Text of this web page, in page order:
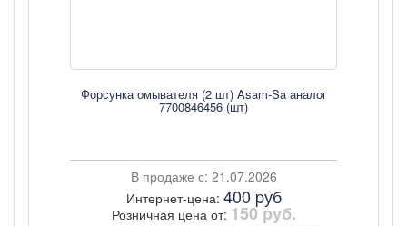
Форсунка омывателя (2 шт) Asam-Sa аналог
7700846456 (шт)
В продаже с: 21.07.2026
Интернет-цена: 400 pуб
Розничная цена от: 150 руб.